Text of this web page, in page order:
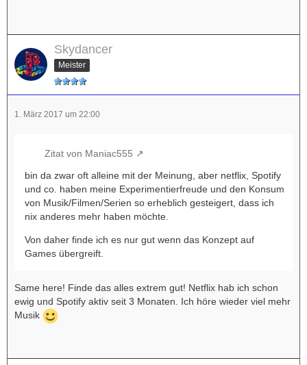
Skydancer
Meister
1. März 2017 um 22:00
Zitat von Maniac555
bin da zwar oft alleine mit der Meinung, aber netflix, Spotify
und co. haben meine Experimentierfreude und den Konsum
von Musik/Filmen/Serien so erheblich gesteigert, dass ich
nix anderes mehr haben möchte.
Von daher finde ich es nur gut wenn das Konzept auf
Games übergreift.
Same here! Finde das alles extrem gut! Netflix hab ich schon
ewig und Spotify aktiv seit 3 Monaten. Ich höre wieder viel mehr
Musik